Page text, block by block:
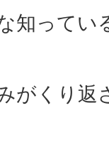
知ってい
がくり返